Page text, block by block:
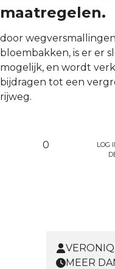
maatregelen.
door
bloembakken, is er er
mogelijk, en wordt
bijdragen tot een
rijweg.
0
Log
MEER